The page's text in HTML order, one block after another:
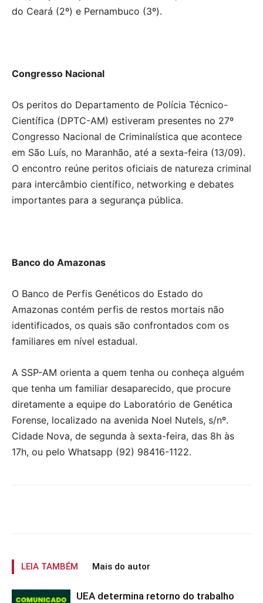
do Ceará (2º) e Pernambuco (3º).
Congresso Nacional
Os peritos do Departamento de Polícia Técnico-
Científica (DPTC-AM) estiveram presentes no 27º
Congresso Nacional de Criminalística que acontece
em São Luís, no Maranhão, até a sexta-feira (13/09).
O encontro reúne peritos oficiais de natureza criminal
para intercâmbio científico, networking e debates
importantes para a segurança pública.
Banco do Amazonas
O Banco de Perfis Genéticos do Estado do
Amazonas contém perfis de restos mortais não
identificados, os quais são confrontados com os
familiares em nível estadual.
A SSP-AM orienta a quem tenha ou conheça alguém
que tenha um familiar desaparecido, que procure
diretamente a equipe do Laboratório de Genética
Forense, localizado na avenida Noel Nutels, s/nº.
Cidade Nova, de segunda à sexta-feira, das 8h às
17h, ou pelo Whatsapp (92) 98416-1122.
LEIA TAMBÉM Mais do autor
UEA determina retorno do trabalho